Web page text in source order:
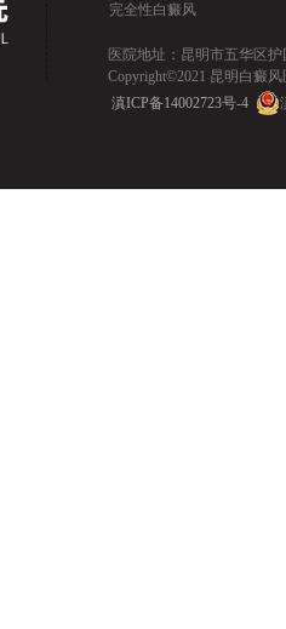
完全性白癜风
医院地址：昆明市五华区护
Copyright©2021 昆明白癜风
滇ICP备14002723号-4